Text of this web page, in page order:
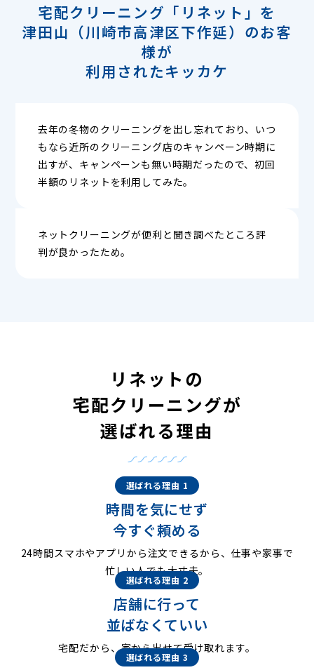
宅配クリーニング「リネット」を
津田山（川崎市高津区下作延）のお客
様が
利用されたキッカケ
去年の冬物のクリーニングを出し忘れており、いつ
もなら近所のクリーニング店のキャンペーン時期に
出すが、キャンペーンも無い時期だったので、初回
半額のリネットを利用してみた。
ネットクリーニングが便利と聞き調べたところ評
判が良かったため。
リネットの
宅配クリーニングが
選ばれる理由
選ばれる理由 1
時間を気にせず
今すぐ頼める
24時間スマホやアプリから注文できるから、仕事や家事で
忙しい人でも大丈夫。
選ばれる理由 2
店舗に行って
並ばなくていい
宅配だから、家から出せて受け取れます。
選ばれる理由 3